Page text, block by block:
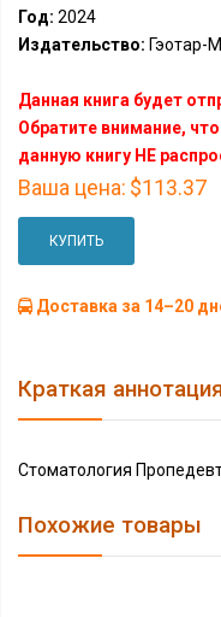
Год: 2024
Издательство: Гэотар-
Данная книга будет
Обратите внимание,
данную книгу НЕ
Ваша цена: $113.37
КУПИТЬ
Доставка за 14–20
Краткая
Стоматология
Похожие товары